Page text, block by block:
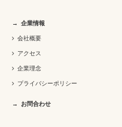
企業情報
会社概要
アクセス
企業理念
プライバシーポリシー
お問合わせ